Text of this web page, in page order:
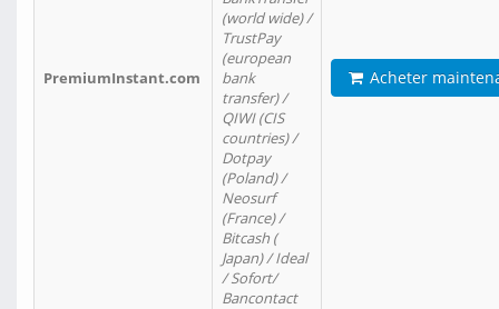
PremiumInstant.com
(world wide) /
TrustPay
(european
bank
transfer) /
QIWI (CIS
countries) /
Dotpay
(Poland) /
Neosurf
(France) /
Bitcash (
Japan) / Ideal
/ Sofort/
Bancontact
Acheter